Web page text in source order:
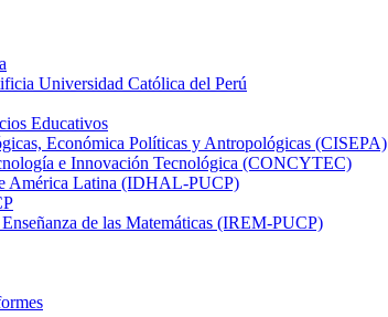
Universidad Católica del Perú
Educativos
Económica Políticas y Antropológicas (CISEPA)
e Innovación Tecnológica (CONCYTEC)
América Latina (IDHAL-PUCP)
de las Matemáticas (IREM-PUCP)